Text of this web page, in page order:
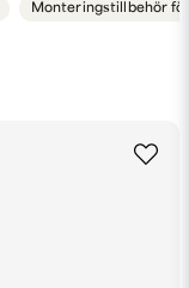
Monteringstillbehör